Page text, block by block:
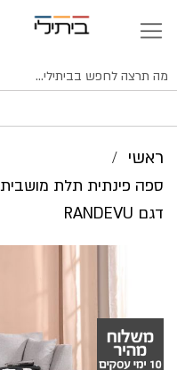
ראשי
דגם RANDEVU